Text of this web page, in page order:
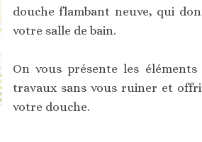
douche flambant neuve, qui
votre salle de bain.
On vous présente les
travaux sans vous ruiner et
votre douche.